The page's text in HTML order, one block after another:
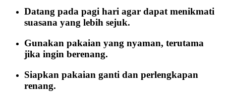
Datang pada pagi hari agar dapat menikmati
suasana yang lebih sejuk.
Gunakan pakaian yang nyaman, terutama
jika ingin berenang.
Siapkan pakaian ganti dan perlengkapan
renang.